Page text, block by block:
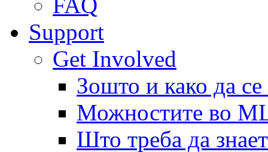
Support
Get Involved
Зошто и како да
Можностите во
Што треба да